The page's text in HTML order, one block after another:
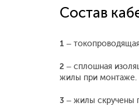
Состав
1 –
2 – сплошная
жилы при монтаже.
3 – жилы скручены